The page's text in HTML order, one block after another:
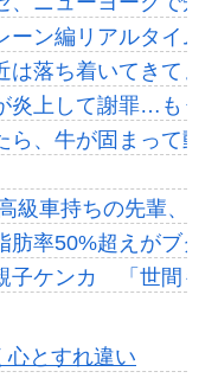
ーン編リアルタイ
は落ち着いてきてま
炎上して謝罪…もう
ら、牛が固まって
級車持ちの先輩、
肪率50%超えがブク
子ケンカ 「世間も
心とすれ違い